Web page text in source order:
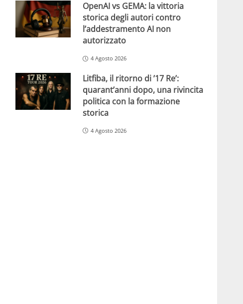
OpenAI vs GEMA: la vittoria
storica degli autori contro
l’addestramento AI non
autorizzato
4 Agosto 2026
Litfiba, il ritorno di ’17 Re’:
quarant’anni dopo, una rivincita
politica con la formazione
storica
4 Agosto 2026